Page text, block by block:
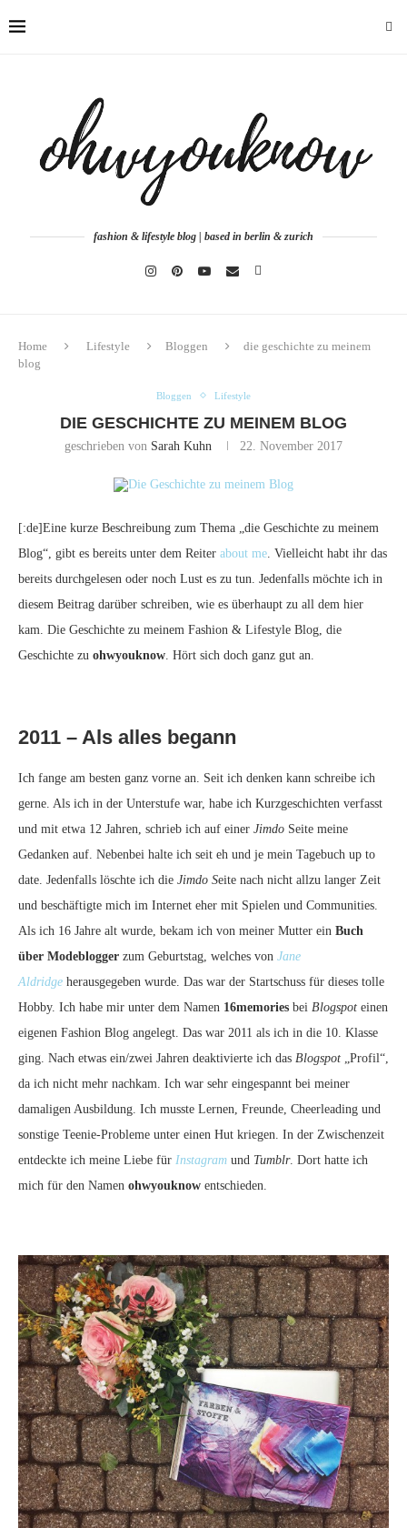
fashion & lifestyle blog | based in berlin & zurich
Home Lifestyle Bloggen
die geschichte zu meinem
blog
Bloggen Lifestyle
DIE GESCHICHTE ZU MEINEM BLOG
geschrieben von Sarah Kuhn 22. November 2017
[:de]Eine kurze Beschreibung zum Thema „die Geschichte zu meinem
Blog“, gibt es bereits unter dem Reiter about me . Vielleicht habt ihr das
bereits durchgelesen oder noch Lust es zu tun. Jedenfalls möchte ich in
diesem Beitrag darüber schreiben, wie es überhaupt zu all dem hier
kam. Die Geschichte zu meinem Fashion & Lifestyle Blog, die
Geschichte zu ohwyouknow . Hört sich doch ganz gut an.
2011 – Als alles begann
Ich fange am besten ganz vorne an. Seit ich denken kann schreibe ich
gerne. Als ich in der Unterstufe war, habe ich Kurzgeschichten verfasst
und mit etwa 12 Jahren, schrieb ich auf einer Jimdo Seite meine
Gedanken auf. Nebenbei halte ich seit eh und je mein Tagebuch up to
date. Jedenfalls löschte ich die Jimdo Seite nach nicht allzu langer Zeit
und beschäftigte mich im Internet eher mit Spielen und Communities.
Als ich 16 Jahre alt wurde, bekam ich von meiner Mutter ein Buch
über Modeblogger zum Geburtstag, welches von Jane
Aldridge herausgegeben wurde. Das war der Startschuss für dieses tolle
Hobby. Ich habe mir unter dem Namen 16memories bei Blogspot einen
eigenen Fashion Blog angelegt. Das war 2011 als ich in die 10. Klasse
ging. Nach etwas ein/zwei Jahren deaktivierte ich das Blogspot „Profil“,
da ich nicht mehr nachkam. Ich war sehr eingespannt bei meiner
damaligen Ausbildung. Ich musste Lernen, Freunde, Cheerleading und
sonstige Teenie-Probleme unter einen Hut kriegen. In der Zwischenzeit
entdeckte ich meine Liebe für Instagram und Tumblr. Dort hatte ich
mich für den Namen ohwyouknow entschieden.